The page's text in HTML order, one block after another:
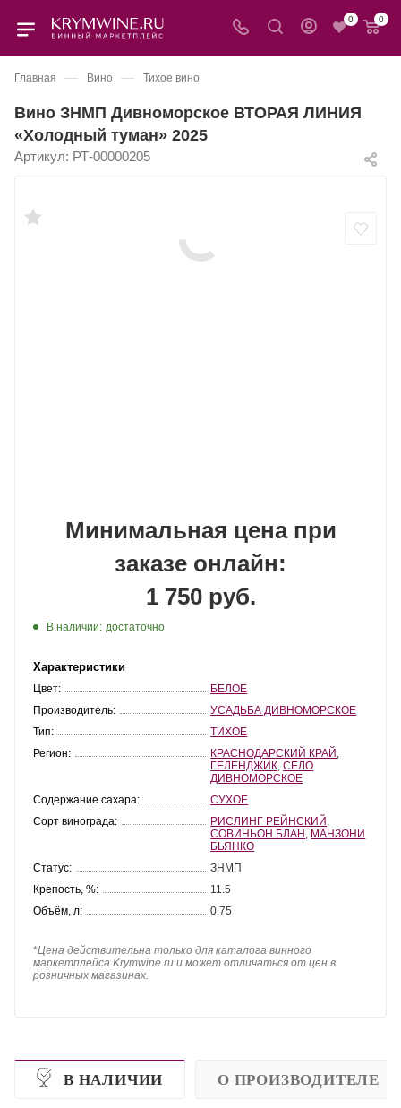
0 0
Главная — Вино — Тихое вино
Вино ЗНМП Дивноморское ВТОРАЯ ЛИНИЯ
«Холодный туман» 2025
Артикул: РТ-00000205
Минимальная цена при
заказе онлайн:
1 750 руб.
В наличии: достаточно
Характеристики
Цвет:
БЕЛОЕ
Производитель:
УСАДЬБА ДИВНОМОРСКОЕ
Тип:
ТИХОЕ
Регион:
КРАСНОДАРСКИЙ КРАЙ
ГЕЛЕНДЖИК ,СЕЛО
ДИВНОМОРСКОЕ
Содержание сахара:
СУХОЕ
Сорт винограда:
РИСЛИНГ РЕЙНСКИЙ
СОВИНЬОН БЛАН МАНЗОНИ
БЬЯНКО
Статус:
ЗНМП
Крепость, %:
11.5
Объём, л:
0.75
*Цена действительна только для каталога винного
маркетплейса Krymwine.ru и может отличаться от цен в
розничных магазинах.
В НАЛИЧИИ О ПРОИЗВОДИТЕЛЕ